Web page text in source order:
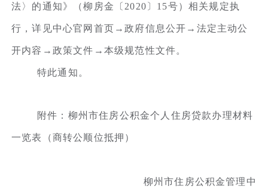
法〉的通知》（柳房金〔2020〕15号）相关规定执
行，详见中心官网首页→政府信息公开→法定主动公
开内容→政策文件→本级规范性文件。
特此通知。
附件：柳州市住房公积金个人住房贷款办理材料
一览表（商转公顺位抵押）
柳州市住房公积金管理中